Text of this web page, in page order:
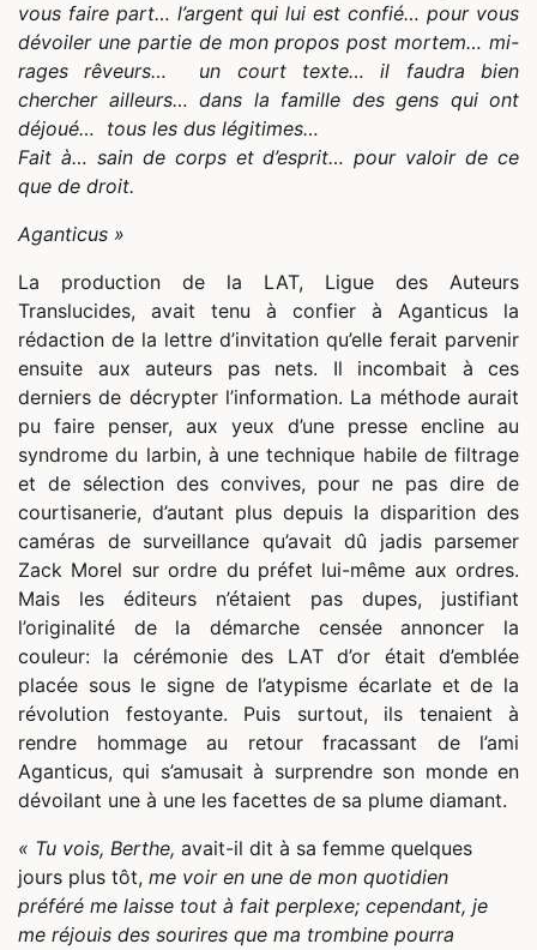
vous faire part… l’argent qui lui est confié… pour vous
dévoiler une partie de mon propos post mortem… mi-
rages rêveurs… un court texte… il faudra bien
chercher ailleurs… dans la famille des gens qui ont
déjoué… tous les dus légitimes…
Fait à… sain de corps et d’esprit… pour valoir de ce
que de droit.
Aganticus »
La production de la LAT, Ligue des Auteurs
Translucides, avait tenu à confier à Aganticus la
rédaction de la lettre d’invitation qu’elle ferait parvenir
ensuite aux auteurs pas nets. Il incombait à ces
derniers de décrypter l’information. La méthode aurait
pu faire penser, aux yeux d’une presse encline au
syndrome du larbin, à une technique habile de filtrage
et de sélection des convives, pour ne pas dire de
courtisanerie, d’autant plus depuis la disparition des
caméras de surveillance qu’avait dû jadis parsemer
Zack Morel sur ordre du préfet lui-même aux ordres.
Mais les éditeurs n’étaient pas dupes, justifiant
l’originalité de la démarche censée annoncer la
couleur: la cérémonie des LAT d’or était d’emblée
placée sous le signe de l’atypisme écarlate et de la
révolution festoyante. Puis surtout, ils tenaient à
rendre hommage au retour fracassant de l’ami
Aganticus, qui s’amusait à surprendre son monde en
dévoilant une à une les facettes de sa plume diamant.
« Tu vois, Berthe, avait-il dit à sa femme quelques
jours plus tôt, me voir en une de mon quotidien
préféré me laisse tout à fait perplexe; cependant, je
me réjouis des sourires que ma trombine pourra